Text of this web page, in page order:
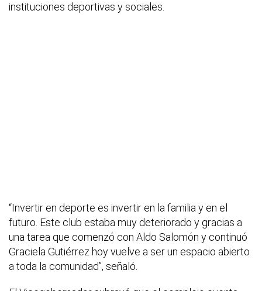
instituciones deportivas y sociales.
“Invertir en deporte es invertir en la familia y en el
futuro. Este club estaba muy deteriorado y gracias a
una tarea que comenzó con Aldo Salomón y continuó
Graciela Gutiérrez hoy vuelve a ser un espacio abierto
a toda la comunidad”, señaló.